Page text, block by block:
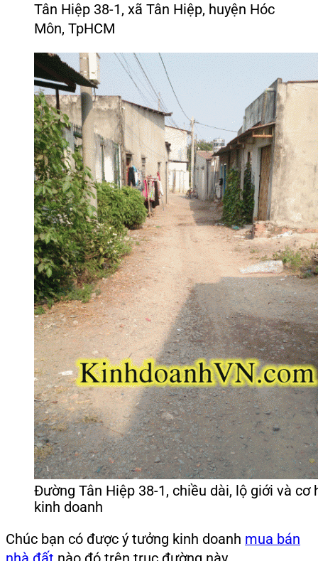
Tân Hiệp 38-1, xã Tân Hiệp, huyện Hóc
Môn, TpHCM
Đường Tân Hiệp 38-1, chiều dài, lộ giới và cơ
kinh doanh
Chúc bạn có được ý tưởng kinh doanh mua bán